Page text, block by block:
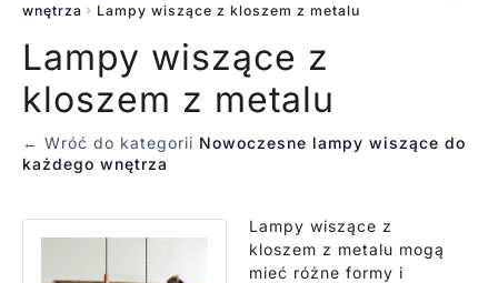
wnętrza
Lampy wiszące z kloszem z metalu
Lampy wiszące z
kloszem z metalu
← Wróć do kategorii Nowoczesne lampy wiszące do
każdego wnętrza
Lampy wiszące z
kloszem z metalu mogą
mieć różne formy i